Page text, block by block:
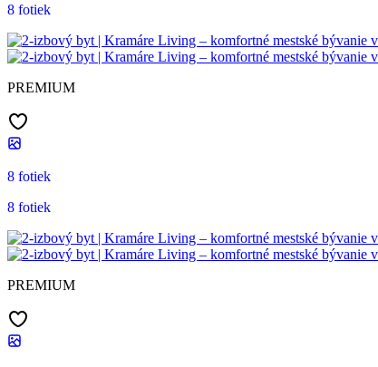
8 fotiek
PREMIUM
8 fotiek
8 fotiek
PREMIUM